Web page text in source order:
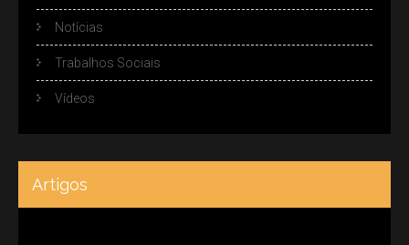
Notícias
Trabalhos Sociais
Vídeos
Artigos